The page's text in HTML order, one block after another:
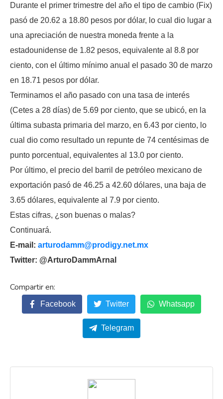
Durante el primer trimestre del año el tipo de cambio (Fix)
pasó de 20.62 a 18.80 pesos por dólar, lo cual dio lugar a
una apreciación de nuestra moneda frente a la
estadounidense de 1.82 pesos, equivalente al 8.8 por
ciento, con el último mínimo anual el pasado 30 de marzo
en 18.71 pesos por dólar.
Terminamos el año pasado con una tasa de interés
(Cetes a 28 días) de 5.69 por ciento, que se ubicó, en la
última subasta primaria del marzo, en 6.43 por ciento, lo
cual dio como resultado un repunte de 74 centésimas de
punto porcentual, equivalentes al 13.0 por ciento.
Por último, el precio del barril de petróleo mexicano de
exportación pasó de 46.25 a 42.60 dólares, una baja de
3.65 dólares, equivalente al 7.9 por ciento.
Estas cifras, ¿son buenas o malas?
Continuará.
E-mail: arturodamm@prodigy.net.mx
Twitter: @ArturoDammArnal
Facebook Twitter Whatsapp
Telegram